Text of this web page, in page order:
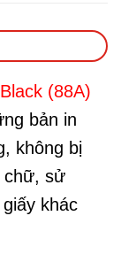
(88A)
bản in
không bị
chữ, sử
khác